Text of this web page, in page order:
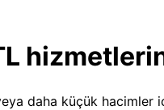
daha küçük